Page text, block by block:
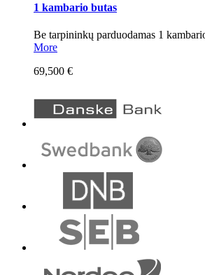
1 kambario butas
Be tarpininkų parduodamas 1
More
69,500 €